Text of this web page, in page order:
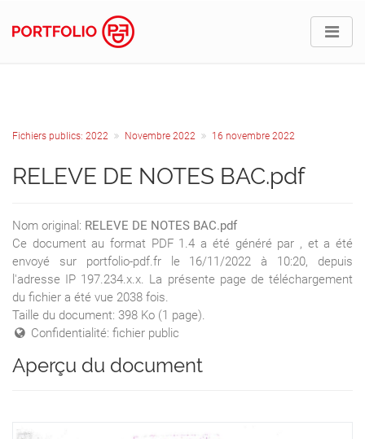
Fichiers publics: 2022 Novembre 2022 16 novembre 2022
RELEVE DE NOTES BAC.pdf
Nom original: RELEVE DE NOTES BAC.pdf
Ce document au format PDF 1.4 a été généré par , et a été
envoyé sur portfolio-pdf.fr le 16/11/2022 à 10:20, depuis
l'adresse IP 197.234.x.x. La présente page de téléchargement
du fichier a été vue 2038 fois.
Taille du document: 398 Ko (1 page).
Confidentialité: fichier public
Aperçu du document